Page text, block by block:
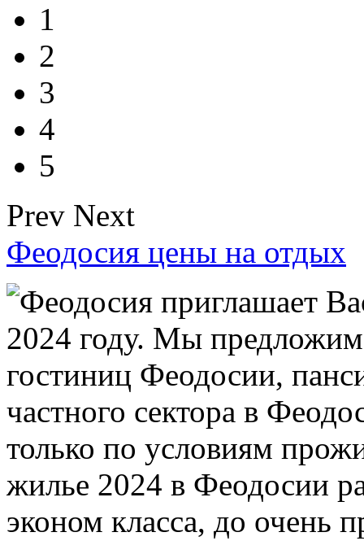
1
2
3
4
5
Prev Next
Феодосия цены на отдых
Феодосия приглашает
2024 году. Мы
гостиниц Феодосии,
частного сектора в
только по условиям
жилье 2024 в Феодосии
эконом класса, до очень